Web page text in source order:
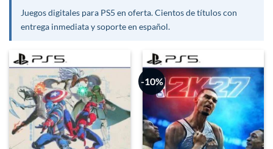
Juegos digitales para PS5 en oferta. Cientos de títulos con
entrega inmediata y soporte en español.
-10%